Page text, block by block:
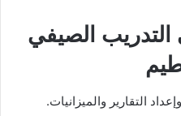
التدريب الصيفي
التقارير والميزانيات.